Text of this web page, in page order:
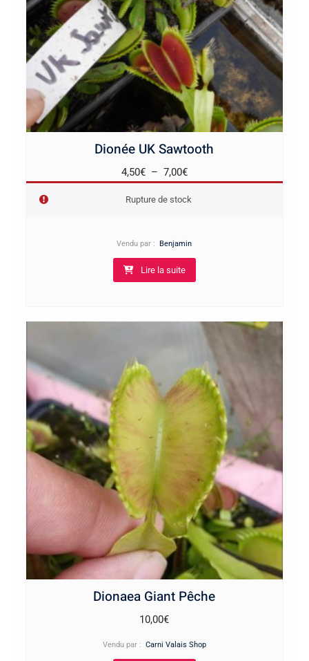
Dionée UK Sawtooth
4,50€ – 7,00€Plage
à
7,00€
Rupture de stock
Vendu par : Benjamin
Lire la suite
Dionaea Giant Pêche
10,00€
Vendu par : Carni Valais Shop